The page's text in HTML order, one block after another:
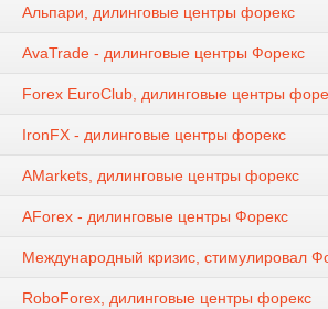
Альпари, дилинговые центры форекс
AvaTrade - дилинговые центры Форекс
Forex EuroClub, дилинговые центры
IronFX - дилинговые центры форекс
AMarkets, дилинговые центры форекс
AForex - дилинговые центры Форекс
Международный кризис, стимулировал
RoboForex, дилинговые центры форекс